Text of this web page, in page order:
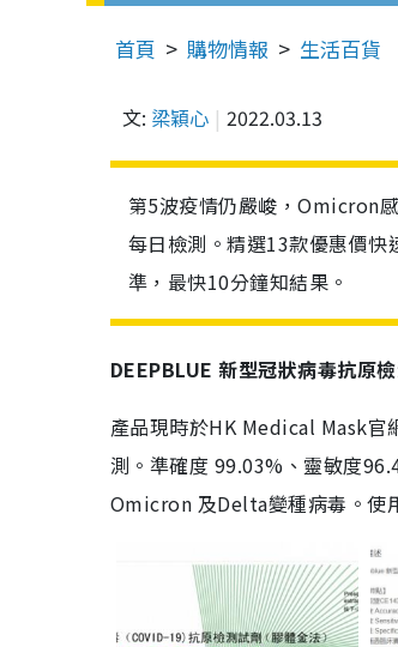
首頁 購物情報 生活百貨
文: 梁穎心 2022.03.13
第5波疫情仍嚴峻，Omicron
每日檢測。精選13款優惠價
準，最快10分鐘知結果。
DEEPBLUE 新型冠狀病毒抗原
產品現時於HK Medical Mask官
測。準確度 99.03%、靈敏度
Omicron 及Delta變種病毒。使